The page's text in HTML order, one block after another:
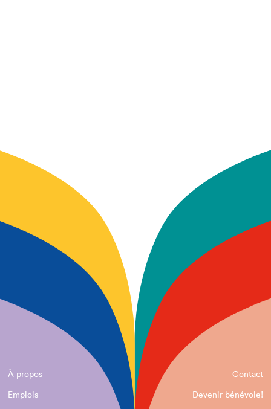
À propos
Contact
Emplois
Devenir bénévole!